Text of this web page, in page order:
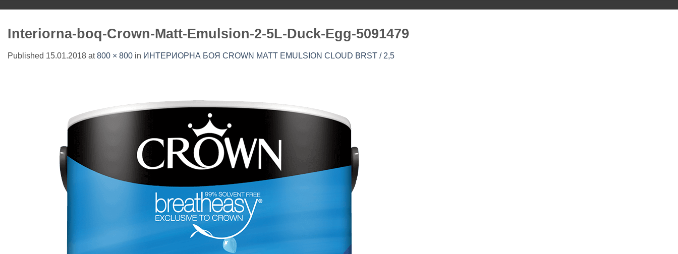
Interiorna-boq-Crown-Matt-Emulsion-2-5L-Duck-Egg-5091479
Published 15.01.2018 at800 × 800 in ИНТЕРИОРНА БОЯ CROWN MATT EMULSION CLOUD BRST / 2,5